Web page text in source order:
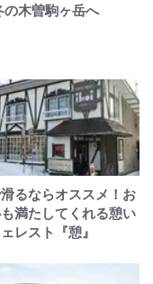
の木曽駒ヶ岳へ
るならオススメ！お
満たしてくれる憩い
レスト『憩』